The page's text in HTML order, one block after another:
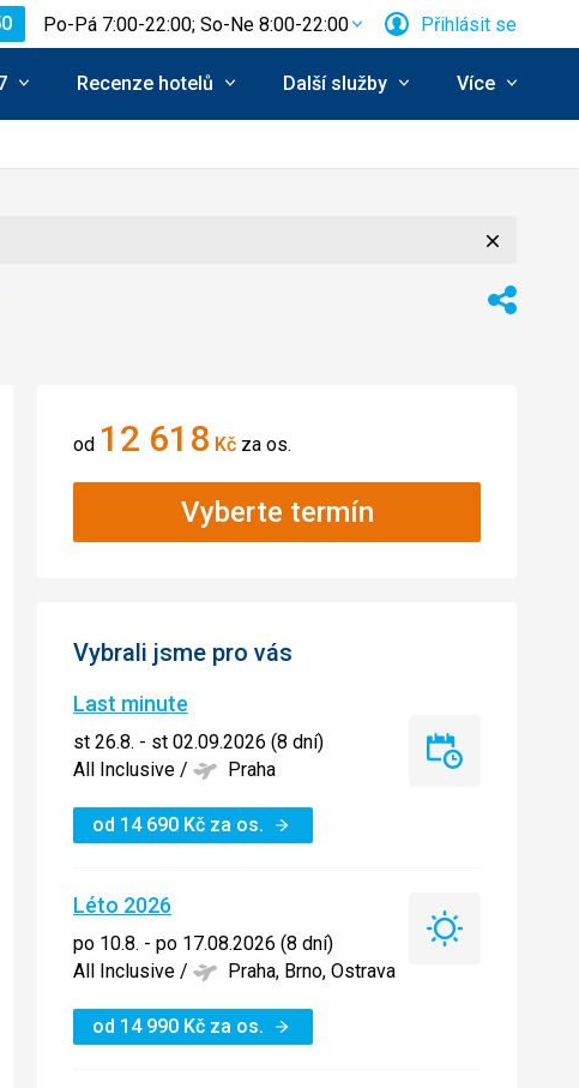
Po-Pá 7:00-22:00; So-Ne 8:00-22:00 Přihlásit se
Recenze hotelů Další služby Více
Sdílet
od 12 618 Kč za os.
Vyberte termín
Vybrali jsme pro vás
Last minute
st 26.8. - st 02.09.2026 (8 dní)
All Inclusive / Praha
od 14 690 Kč za os.
Last
Léto 2026
po 10.8. - po 17.08.2026 (8 dní)
All Inclusive / Praha, Brno, Ostrava
od 14 990 Kč za os.
Léto